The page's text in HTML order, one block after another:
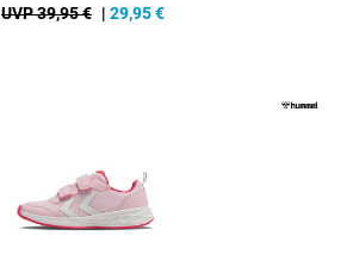
UVP 39,95 € | 29,95€